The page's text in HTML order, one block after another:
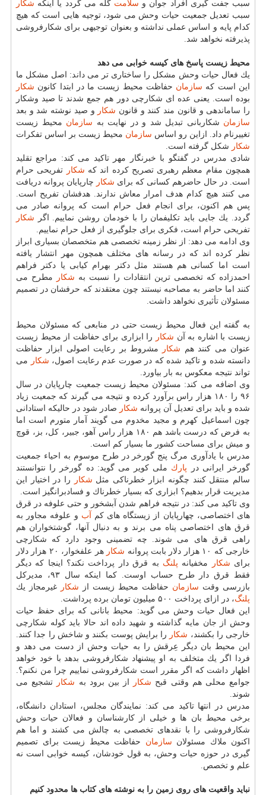
سبب جفت گیری افراد جوان و سلامت گله می گردد یا اینكه شكار
سبب تعدیل جمعیت حیات وحش می شود، توجیه هایی است كه هیچ
كدام پایه و اساس عملی نداشته و بعنوان توجیهی برای شكارفروشی
پذیرفته نخواهد شد.
محیط زیست پاسخ های كیسه خوابی می دهد
یك فعال حیات وحش مشكل را ساختاری تر می داند: اصل مشكل ما
این است كه سازمان حفاظت محیط زیست ما در ابتدا كانون شكار
بوده است. یعنی عده ای شكارچی دور هم جمع شدند تا صید وشكار
را ساماندهی و قانون مند كنند و قانون شكار و صید نوشته شد و بعد
سازمان شكاربانی تبدیل شد و در نهایت به سازمان محیط زیست
تغییرنام داد. ازاین رو اساس سازمان محیط زیست بر اساس تفكرات
شكار شكل گرفته است.
شادی مدرس در گفتگو با خبرنگار مهر تاكید می كند: مراجع تقلید
همچون مقام معظم رهبری تصریح كرده اند كه شكار
تفریحی حرام
است. در حال حاضرهم كسانی كه برای شكار چارپایان پروانه دریافت
می كنند هیچ كدام هدف امرار معاش ندارند. هدفشان تفریح است.
پس هم اكنون، برای انجام فعل حرام است كه پروانه صادر می
گردد. یك جایی باید تكلیفمان را با خودمان روشن نماییم. اگر شكار
تفریحی حرام است، فكری برای جلوگیری از فعل حرام نماییم.
وی ادامه می دهد: از نظر زمینه تخصصی هم متخصصان بسیاری ابراز
نظر كرده اند كه در رسانه های مختلف همچون مهر انتشار یافته
است اما كسانی هم هستند مثل دكتر بهرام كیابی یا دكتر فراهم
احمدزاده كه تخصصی ترین انتقادات را نسبت به شكار
مطرح می
كنند اما حاضر به مصاحبه نیستند چون معتقدند كه حرفشان در تصمیم
مسئولان تأثیری نخواهد داشت.
به گفته این فعال محیط زیست حتی در منابعی كه مسئولان محیط
زیست با اشاره به آن شكار
را ابزاری برای حفاظت از محیط زیست
عنوان می كنند هم شكار
مشروط بر رعایت اصولی ابزار حفاظت
دانسته شده و تاكید شده كه در صورت عدم رعایت اصول، شكار
می
تواند نتیجه معكوس به بار بیاورد.
وی اضافه می كند: مسئولان محیط زیست جمعیت چارپایان در سال
۹۶ را ۱۸۰ هزار راس برآورد كرده و نتیجه می گیرند كه جمعیت زیاد
شده و باید برای تعدیل آن پروانه شكار صادر شود در حالیكه استادانی
چون اسماعیل كهرم و مجید مخدوم می گویند آمار متورم است اما
به فرض كه درست باشد هم ۱۸۰ هزار راس آهو، جبیر، كل، بز، قوچ
و میش برای مساحت كشور ما بسیار كم است.
مدرس با یادآوری مرگ پنج گورخر در طرح موسوم به احیاء جمعیت
گورخر ایرانی در پارك ملی كویر می گوید: ده گورخر را نتوانستند
سالم منتقل كنند چگونه ابزار خطرناكی مثل شكار
را در اختیار این
مدیریت قرار بدهیم؟ ابزاری كه بسیار خطرناك و فسادبرانگیز است.
وی تاكید می كند: در نتیجه فراهم شدن آبشخور و حتی علوفه در قرق
های اختصاصی، چهارپایان از زیستگاه های كم
آب و علوفه مجاور به
قرق های اختصاصی پناه می برند و به دنبال آنها، گوشتخواران هم
راهی قرق های می شوند. چه تضمینی وجود دارد كه شكارچی
خارجی كه ۱۰ هزار دلار بابت پروانه
شكار
هر علفخوار، ۲۰ هزار دلار
برای شكار مخفیانه پلنگ به قرق دار پرداخت نكند؟ اینجا كه دیگر
فقط قرق دار طرح حساب اوست. كما اینكه سال ۹۳، مدیركل
بازرسی وقت سازمان حفاظت محیط زیست از شكار
غیرمجاز یك
پلنگ، در ازای پرداخت ۵۰۰ میلیون تومان برده پرداشت.
این فعال حیات وحش می گوید: محیط بانانی كه برای حفظ حیات
وحش از جان مایه گذاشته و شهید داده اند حالا باید كوله شكارچی
خارجی را بكشند، شكار را برایش پوست بكنند و شاخش را جدا كنند.
این محیط بان دیگر عِرقش را به حیات وحش از دست می دهد و
فردا اگر یك متخلف به او پیشنهاد شكارفروشی بدهد با خود خواهد
اظهار داشت كه اگر مقرر است شكارفروشی نماییم چرا من نكنم؟.
جوامع محلی هم وقتی قبح شكار از بین برود به شكار
تشجیع می
شوند.
مدرس در انتها تاكید می كند: نمایندگان مجلس، استادان دانشگاه،
برخی محیط بان ها و خیلی از كارشناسان و فعالان حیات وحش
شكارفروشی را با نقدهای تخصصی به چالش می كشند و اما هم
اكنون ملاك مسئولان سازمان حفاظت محیط زیست برای تصمیم
گیری در حوزه حیات وحش، به قول خودشان، كیسه خوابی است نه
علم و تخصص.
نباید واقعیت های روی زمین را به نوشته های كتاب ها محدود كنیم